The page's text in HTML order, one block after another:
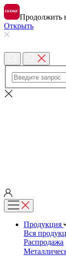
Продолжить
Открыть
Продукция
Вся
Распродажа